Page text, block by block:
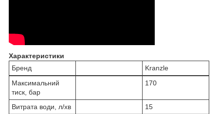
Характеристики
Бренд
Kranzle
Максимальний
тиск, бар
170
Витрата води, л/хв
15